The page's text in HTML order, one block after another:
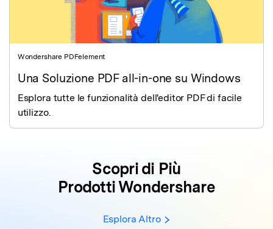
Wondershare PDFelement
Una Soluzione PDF all-in-one su Windows
Esplora tutte le funzionalità dell'editor PDF di facile
utilizzo.
Scopri di Più
Prodotti Wondershare
Esplora Altro